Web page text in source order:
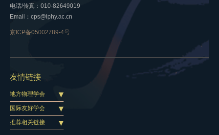
电话/传真：010-82649019
Email：cps@iphy.ac.cn
京ICP备05002789-4号
友情链接
地方物理学会
国际友好学会
推荐相关链接